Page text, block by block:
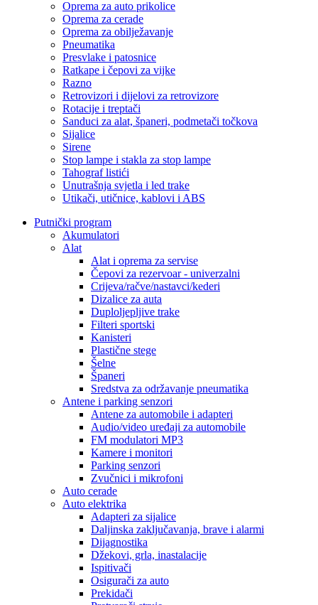
Oprema za auto prikolice
Oprema za cerade
Oprema za obilježavanje
Pneumatika
Presvlake i patosnice
Ratkape i čepovi za vijke
Razno
Retrovizori i dijelovi za retrovizore
Rotacije i treptači
Sanduci za alat, španeri, podmetači točkova
Sijalice
Sirene
Stop lampe i stakla za stop lampe
Tahograf listići
Unutrašnja svjetla i led trake
Utikači, utičnice, kablovi i ABS
Putnički program
Akumulatori
Alat
Alat i oprema za servise
Čepovi za rezervoar - univerzalni
Crijeva/račve/nastavci/kederi
Dizalice za auta
Duploljepljive trake
Filteri sportski
Kanisteri
Plastične stege
Šelne
Španeri
Sredstva za održavanje pneumatika
Antene i parking senzori
Antene za automobile i adapteri
Audio/video uređaji za automobile
FM modulatori MP3
Kamere i monitori
Parking senzori
Zvučnici i mikrofoni
Auto cerade
Auto elektrika
Adapteri za sijalice
Daljinska zaključavanja, brave i alarmi
Dijagnostika
Džekovi, grla, inastalacije
Ispitivači
Osigurači za auto
Prekidači